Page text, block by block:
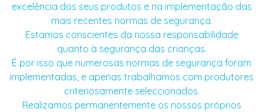
excelência dos seus produtos e na implementação das
mais recentes normas de segurança.
Estamos conscientes da nossa responsabilidade
quanto à segurança das crianças.
É por isso que numerosas normas de segurança foram
implementadas, e apenas trabalhamos com produtores
criteriosamente seleccionados.
Realizamos permanentemente os nossos próprios